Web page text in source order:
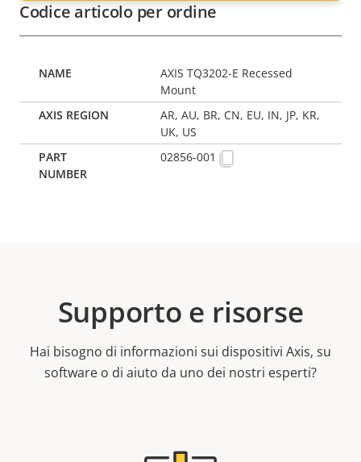
Codice articolo per ordine
AXIS TQ3202-E Recessed
Mount
AR, AU, BR, CN, EU, IN, JP, KR,
UK, US
02856-001
Supporto e risorse
Hai bisogno di informazioni sui dispositivi Axis, su
software o di aiuto da uno dei nostri esperti?